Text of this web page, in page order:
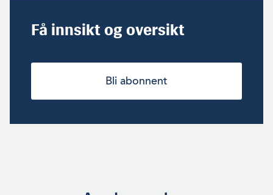
Få innsikt og oversikt
Bli abonnent